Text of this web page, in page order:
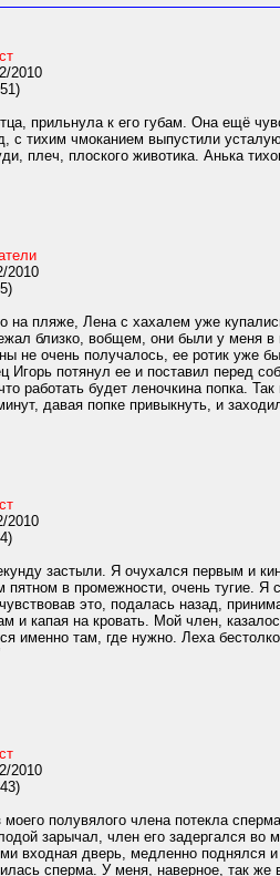
2010
прильнула к его губам. Она ещё
с тихим чмоканием выпустили
плеч, плоского животика. Анька
2010
на пляже, Лена с хахалем уже
близко, вобщем, они были у меня
не очень получалось, ее ротик
Игорь потянул ее и поставил перед
работать будет леночкина попка.
давая попке привыкнуть, и
2010
застыли. Я очухался первым и
в промежности, очень тугие. Я
это, подалась назад,
и капая на кровать. Мой член,
именно там, где нужно. Леха
2010
полувялого члена потекла
зарычал, член его задергался
входная дверь, медленно
сперма. У меня, наверное, так